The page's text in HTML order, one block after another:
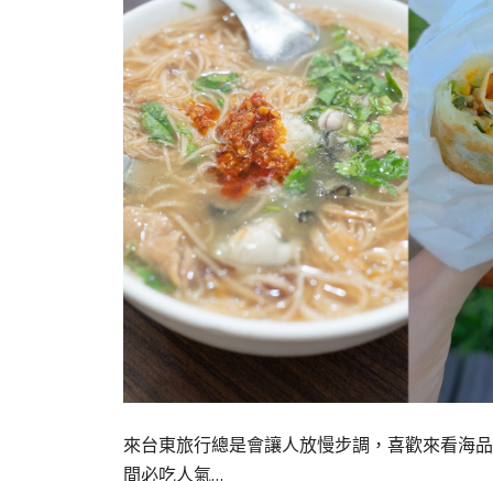
來台東旅行總是會讓人放慢步調，喜歡來看海
間必吃人氣…